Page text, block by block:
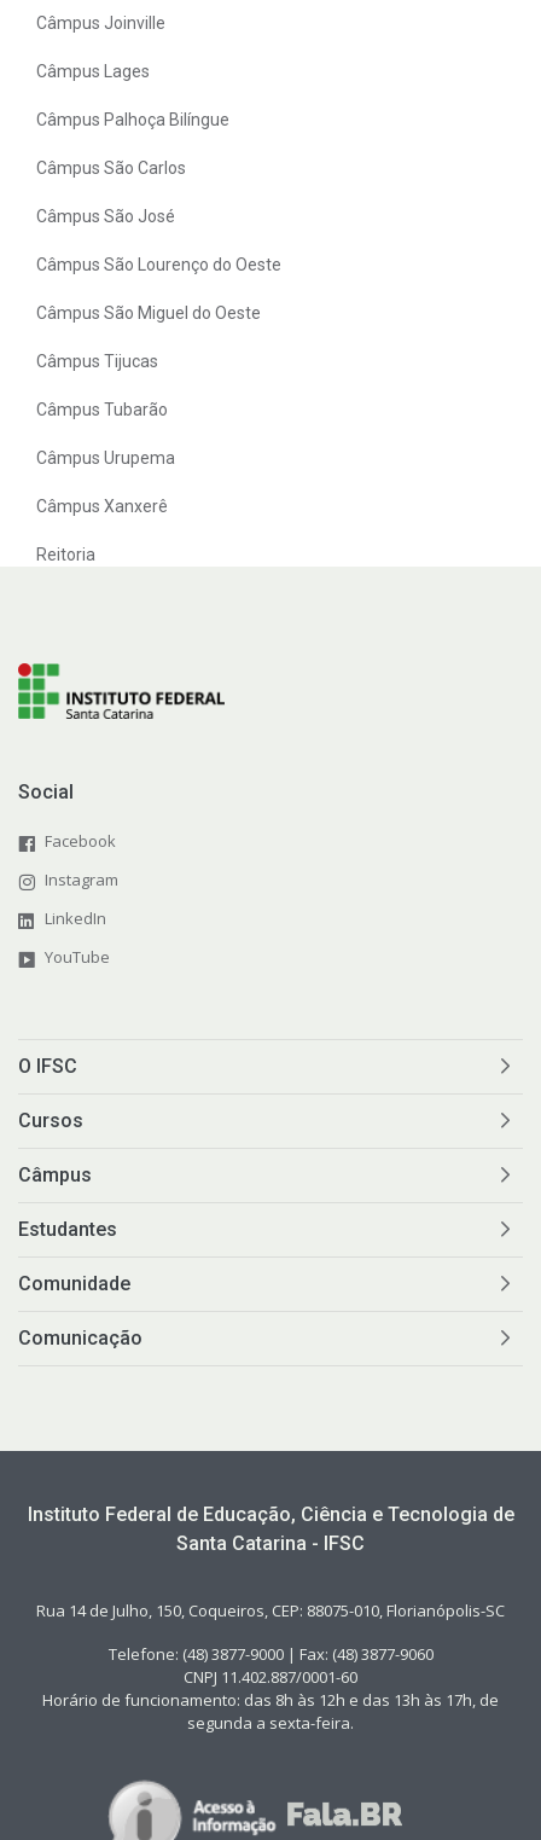
Câmpus Joinville
Câmpus Lages
Câmpus Palhoça Bilíngue
Câmpus São Carlos
Câmpus São José
Câmpus São Lourenço do Oeste
Câmpus São Miguel do Oeste
Câmpus Tijucas
Câmpus Tubarão
Câmpus Urupema
Câmpus Xanxerê
Reitoria
Social
Facebook
Instagram
LinkedIn
YouTube
O IFSC
Cursos
Câmpus
Estudantes
Comunidade
Comunicação
Instituto Federal de Educação, Ciência e Tecnologia de
Santa Catarina - IFSC
Rua 14 de Julho, 150, Coqueiros, CEP: 88075-010, Florianópolis-SC
Telefone: (48) 3877-9000 | Fax: (48) 3877-9060
CNPJ 11.402.887/0001-60
Horário de funcionamento: das 8h às 12h e das 13h às 17h, de
segunda a sexta-feira.